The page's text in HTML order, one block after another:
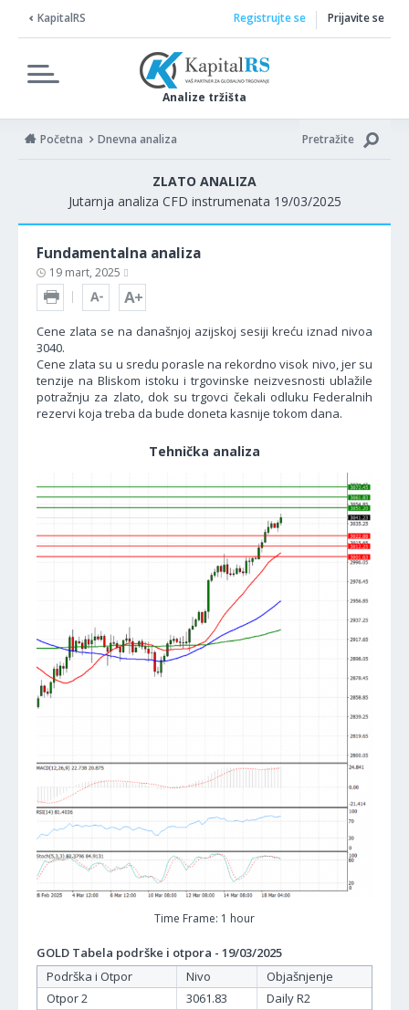
KapitalRS
Analize tržišta
Registrujte se Prijavite se
Početna Dnevna analiza Pretražite
ZLATO ANALIZA
Jutarnja analiza CFD instrumenata 19/03/2025
Fundamentalna analiza
19 mart, 2025
Cene zlata se na današnjoj azijskoj sesiji kreću iznad nivoa
3040.
Cene zlata su u sredu porasle na rekordno visok nivo, jer su
tenzije na Bliskom istoku i trgovinske neizvesnosti ublažile
potražnju za zlato, dok su trgovci čekali odluku Federalnih
rezervi koja treba da bude doneta kasnije tokom dana.
Tehnička analiza
Time Frame: 1 hour
GOLD Tabela podrške i otpora - 19/03/2025
Podrška i Otpor
Nivo
Objašnjenje
Otpor 2
3061.83
Daily R2